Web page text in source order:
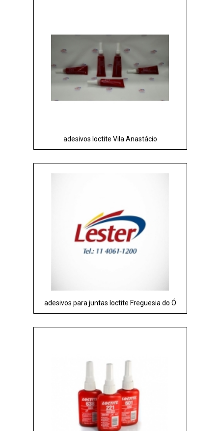
adesivos loctite Vila Anastácio
adesivos para juntas loctite Freguesia do Ó